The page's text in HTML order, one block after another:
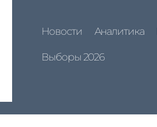
Новости Аналитика
Выборы 2026